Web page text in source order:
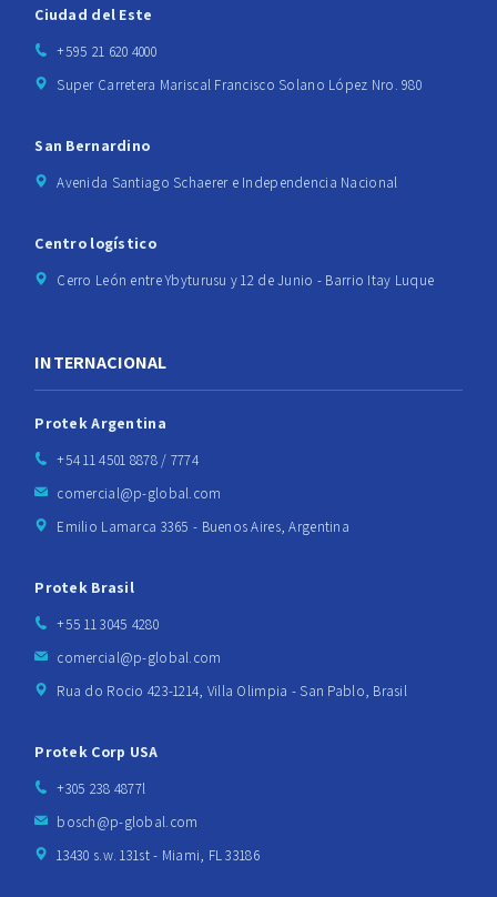
Ciudad del Este
+595 21 620 4000
Super Carretera Mariscal Francisco Solano López Nro. 980
San Bernardino
Avenida Santiago Schaerer e Independencia Nacional
Centro logístico
Cerro León entre Ybyturusu y 12 de Junio - Barrio Itay Luque
INTERNACIONAL
Protek Argentina
+54 11 4501 8878 / 7774
comercial@p-global.com
Emilio Lamarca 3365 - Buenos Aires, Argentina
Protek Brasil
+55 11 3045 4280
comercial@p-global.com
Rua do Rocio 423-1214, Villa Olimpia - San Pablo, Brasil
Protek Corp USA
+305 238 4877l
bosch@p-global.com
13430 s.w. 131st - Miami, FL 33186